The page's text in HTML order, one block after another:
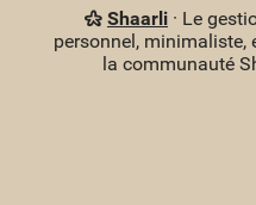
Shaarli· Le
personnel, minimaliste,
la communauté